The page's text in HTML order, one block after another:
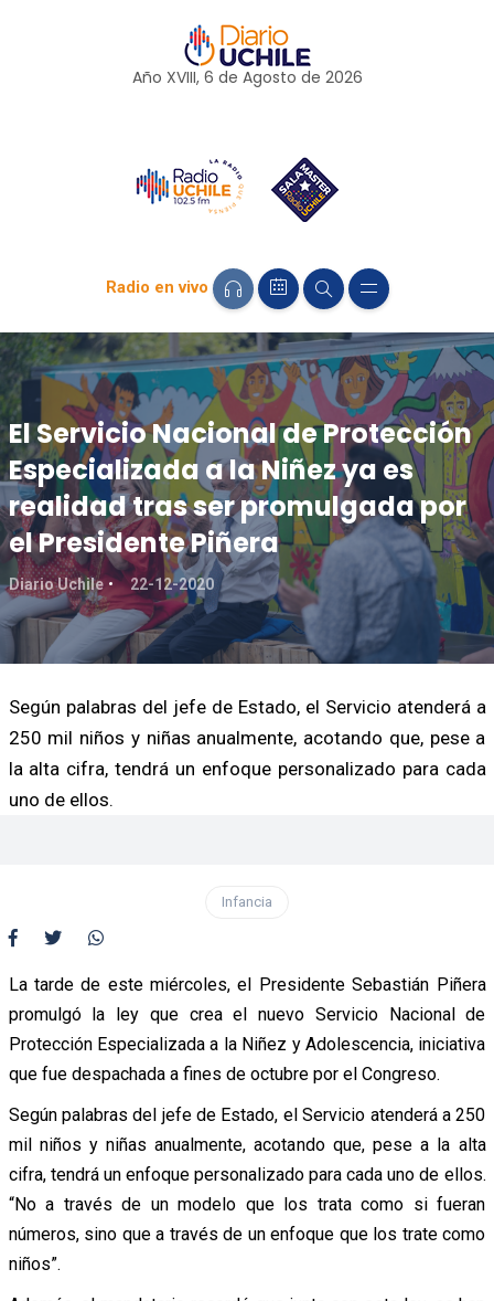
Año XVIII, 6 de Agosto de 2026
Radio en vivo
El Servicio Nacional de Protección
Especializada a la Niñez ya es
realidad tras ser promulgada por
el Presidente Piñera
Diario Uchile 22-12-2020
Según palabras del jefe de Estado, el Servicio atenderá a
250 mil niños y niñas anualmente, acotando que, pese a
la alta cifra, tendrá un enfoque personalizado para cada
uno de ellos.
Infancia
La tarde de este miércoles, el Presidente Sebastián Piñera
promulgó la ley que crea el nuevo Servicio Nacional de
Protección Especializada a la Niñez y Adolescencia, iniciativa
que fue despachada a fines de octubre por el Congreso.
Según palabras del jefe de Estado, el Servicio atenderá a 250
mil niños y niñas anualmente, acotando que, pese a la alta
cifra, tendrá un enfoque personalizado para cada uno de ellos.
“No a través de un modelo que los trata como si fueran
números, sino que a través de un enfoque que los trate como
niños”.